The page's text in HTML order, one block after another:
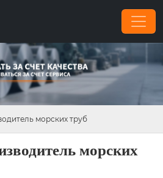
морских труб
морских